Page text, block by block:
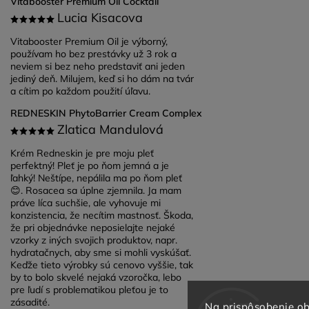
Lucia Kisacova
Vitabooster Premium Oil je výborný,
používam ho bez prestávky už 3 rok a
neviem si bez neho predstaviť ani jeden
jediný deň. Milujem, keď si ho dám na tvár
a cítim po každom použití úľavu.
REDNESKIN PhytoBarrier Cream Complex
Zlatica Mandulová
Krém Redneskin je pre moju pleť
perfektný! Pleť je po ňom jemná a je
ľahký! Neštípe, nepálila ma po ňom pleť
😊. Rosacea sa úplne zjemnila. Ja mam
práve líca suchšie, ale vyhovuje mi
konzistencia, že necítim mastnosť. Škoda,
že pri objednávke neposielajte nejaké
vzorky z iných svojich produktov, napr.
hydratačnych, aby sme si mohli vyskúšať.
Keďže tieto výrobky sú cenovo vyššie, tak
by to bolo skvelé nejaká vzoročka, lebo
pre ľudí s problematikou pleťou je to
zásadité.